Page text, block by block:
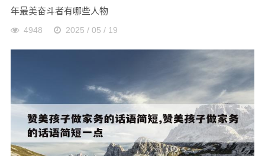
年最美奋斗者有哪些人物
4948 2025 / 05 / 19